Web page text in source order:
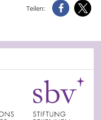
Teilen: